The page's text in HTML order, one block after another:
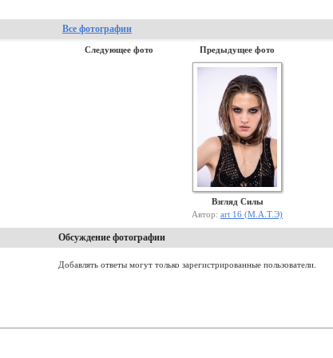
Все фотографии
Следующее фото Предыдущее фото
Взгляд Силы
Автор: art 16 (М.А.Т.Э)
Обсуждение фотографии
Добавлять ответы могут только зарегистрированные пользователи.